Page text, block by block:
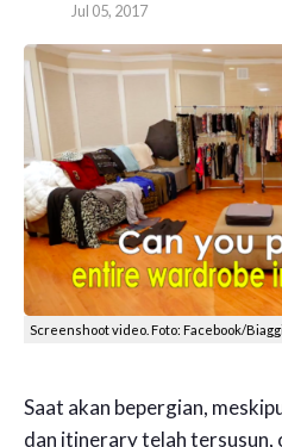
Jul 05, 2017
Screenshoot video. Foto: Facebook/
Saat akan bepergian,
dan itinerary telah